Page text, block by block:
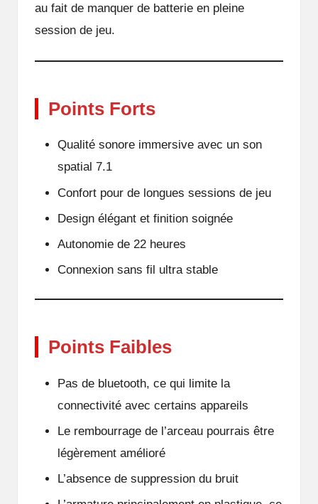
au fait de manquer de batterie en pleine
session de jeu.
Points Forts
Qualité sonore immersive avec un son
spatial 7.1
Confort pour de longues sessions de jeu
Design élégant et finition soignée
Autonomie de 22 heures
Connexion sans fil ultra stable
Points Faibles
Pas de bluetooth, ce qui limite la
connectivité avec certains appareils
Le rembourrage de l’arceau pourrais être
légèrement amélioré
L’absence de suppression du bruit